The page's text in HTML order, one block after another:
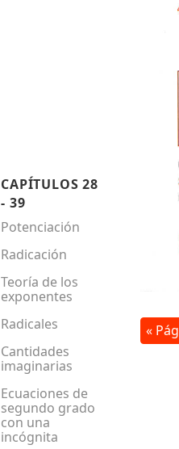
CAPÍTULOS 28
- 39
Potenciación
Radicación
Teoría de los
exponentes
Radicales
Cantidades
imaginarias
Ecuaciones de
segundo grado
con una
incógnita
«